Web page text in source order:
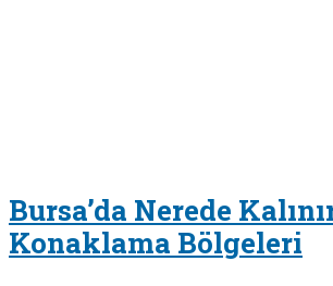
Bursa’da Nerede
Konaklama Bölgeleri